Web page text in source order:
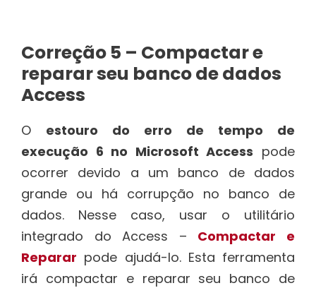
Correção 5 – Compactar e
reparar seu banco de dados
Access
O estouro do erro de tempo de
execução 6 no Microsoft Access pode
ocorrer devido a um banco de dados
grande ou há corrupção no banco de
dados. Nesse caso, usar o utilitário
integrado do Access – Compactar e
Reparar pode ajudá-lo. Esta ferramenta
irá compactar e reparar seu banco de